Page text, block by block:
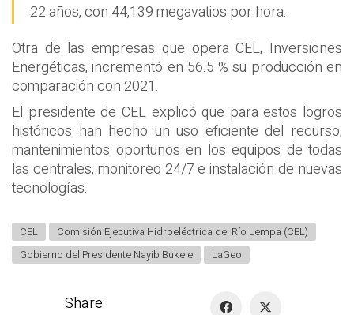
22 años, con 44,139 megavatios por hora.
Otra de las empresas que opera CEL, Inversiones
Energéticas, incrementó en 56.5 % su producción en
comparación con 2021.
El presidente de CEL explicó que para estos logros
históricos han hecho un uso eficiente del recurso,
mantenimientos oportunos en los equipos de todas
las centrales, monitoreo 24/7 e instalación de nuevas
tecnologías.
CEL
Comisión Ejecutiva Hidroeléctrica del Río Lempa (CEL)
Gobierno del Presidente Nayib Bukele
LaGeo
Share: